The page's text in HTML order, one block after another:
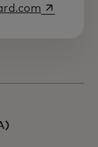
opens in